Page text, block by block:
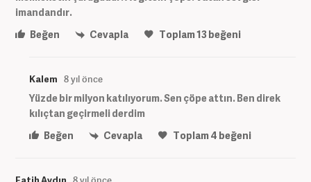
imandandır.
Beğen
Cevapla Toplam13beğeni
Kalem 8 yıl önce
Yüzde bir milyon katılıyorum. Sen çöpe attın. Ben direk
kılıçtan geçirmeli derdim
Beğen
Cevapla Toplam4 beğeni